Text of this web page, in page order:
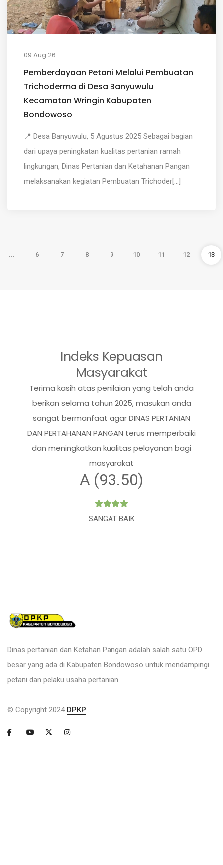
09 Aug 26
Pemberdayaan Petani Melalui Pembuatan
Trichoderma di Desa Banyuwulu
Kecamatan Wringin Kabupaten
Bondowoso
📍 Desa Banyuwulu, 5 Agustus 2025 Sebagai bagian
dari upaya peningkatan kualitas pertanian ramah
lingkungan, Dinas Pertanian dan Ketahanan Pangan
melaksanakan kegiatan Pembuatan Trichoder[...]
6 7 8 9 10 11 12 13
Indeks Kepuasan
Masyarakat
Terima kasih atas penilaian yang telah anda
berikan selama tahun 2025, masukan anda
sangat bermanfaat agar DINAS PERTANIAN
DAN PERTAHANAN PANGAN terus memperbaiki
dan meningkatkan kualitas pelayanan bagi
masyarakat
A (93.50)
SANGAT BAIK
Dinas pertanian dan Ketahan Pangan adalah salah satu OPD
besar yang ada di Kabupaten Bondowoso untuk mendampingi
petani dan pelaku usaha pertanian.
© Copyright 2024 DPKP